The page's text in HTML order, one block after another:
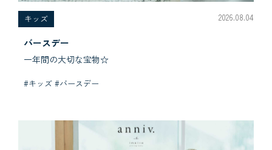
キッズ 2026.08.04
バースデー
一年間の大切な宝物☆
#キッズ #バースデー